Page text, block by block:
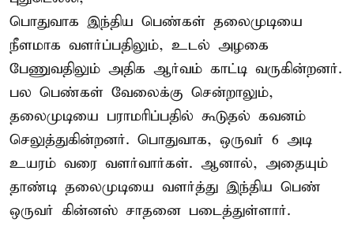
பொதுவாக இந்திய பெண்கள் தலைமுடியை
நீளமாக வளர்ப்பதிலும், உடல் அழகை
பேணுவதிலும் அதிக ஆர்வம் காட்டி வருகின்றனர்.
பல பெண்கள் வேலைக்கு சென்றாலும்,
தலைமுடியை பராமரிப்பதில் கூடுதல் கவனம்
செலுத்துகின்றனர். பொதுவாக, ஒருவர் 6 அடி
உயரம் வரை வளர்வார்கள். ஆனால், அதையும்
தாண்டி தலைமுடியை வளர்த்து இந்திய பெண்
ஒருவர் கின்னஸ் சாதனை படைத்துள்ளார்.